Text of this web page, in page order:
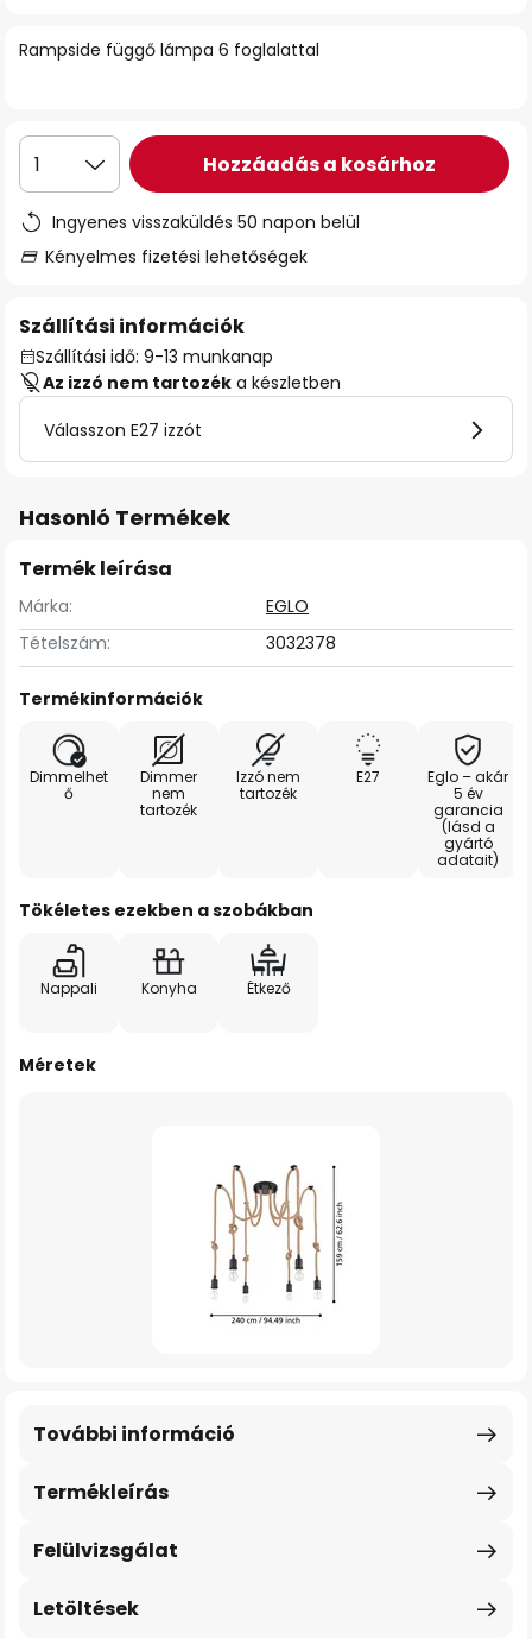
Rampside függő lámpa 6 foglalattal
1 Hozzáadás a kosárhoz
Ingyenes visszaküldés 50 napon belül
Kényelmes fizetési lehetőségek
Szállítási információk
Szállítási idő: 9-13 munkanap
Az izzó nem tartozék a készletben
Válasszon E27 izzót
Hasonló Termékek
Termék leírása
Márka:
EGLO
Tételszám:
3032378
Termékinformációk
Dimmelhet
ő
Dimmer
nem
tartozék
Izzó nem
tartozék
E27
Eglo – akár
5 év
garancia
(lásd a
gyártó
adatait)
Tökéletes ezekben a szobákban
Nappali Konyha Étkező
Méretek
Termékleírás
További információ
Felülvizsgálat
Letöltések